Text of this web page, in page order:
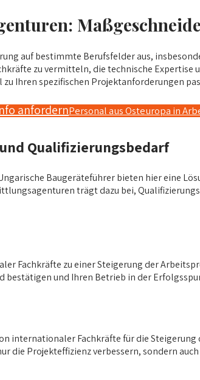
auf bestimmte Berufsfelder aus,
zu vermitteln, die technische
Ihren spezifischen Projektanforderungen
anfordernPersonal aus Osteuropa in
Qualifizierungsbedarf
Baugeräteführer bieten hier eine
trägt dazu bei,
Fachkräfte zu einer Steigerung der
bestätigen und Ihren Betrieb in der
internationaler Fachkräfte für die
die Projekteffizienz verbessern, sondern